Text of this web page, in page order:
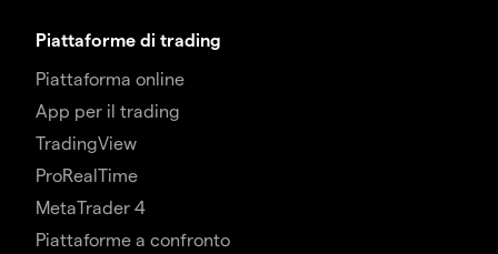
Piattaforme di trading
Piattaforma online
App per il trading
TradingView
ProRealTime
MetaTrader 4
Piattaforme a confronto